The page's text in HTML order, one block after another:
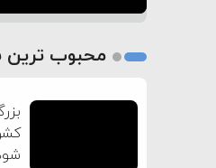
2
محبوب ترین